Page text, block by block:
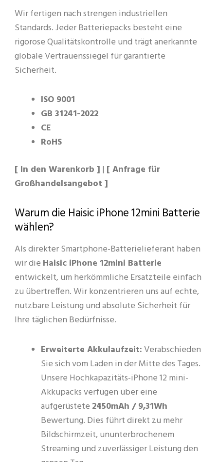
Wir fertigen nach strengen industriellen
Standards. Jeder Batteriepacks besteht eine
rigorose Qualitätskontrolle und trägt anerkannte
globale Vertrauenssiegel für garantierte
Sicherheit.
ISO 9001
GB 31241-2022
CE
RoHS
[ In den Warenkorb ] | [ Anfrage für
Großhandelsangebot ]
Warum die Haisic iPhone 12mini Batterie
wählen?
Als direkter Smartphone-Batterielieferant haben
wir die Haisic iPhone 12mini Batterie
entwickelt, um herkömmliche Ersatzteile einfach
zu übertreffen. Wir konzentrieren uns auf echte,
nutzbare Leistung und absolute Sicherheit für
Ihre täglichen Bedürfnisse.
Erweiterte Akkulaufzeit:Verabschieden
Sie sich vom Laden in der Mitte des Tages.
Unsere Hochkapazitäts-iPhone 12 mini-
Akkupacks verfügen über eine
aufgerüstete 2450mAh / 9,31Wh
Bewertung. Dies führt direkt zu mehr
Bildschirmzeit, ununterbrochenem
Streaming und zuverlässiger Leistung den